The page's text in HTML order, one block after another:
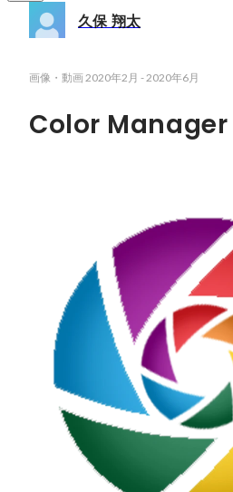
久保 翔太
画像・動画2020年2月 -2020年6月
Color Manager